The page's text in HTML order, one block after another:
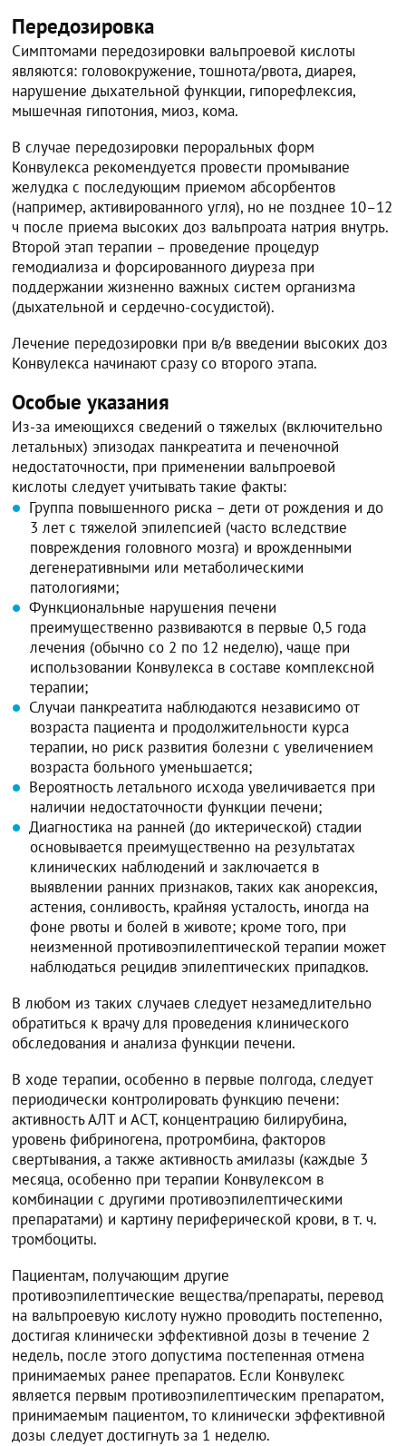
Передозировка
Симптомами передозировки вальпроевой кислоты
являются: головокружение, тошнота/рвота, диарея,
нарушение дыхательной функции, гипорефлексия,
мышечная гипотония, миоз, кома.
В случае передозировки пероральных форм
Конвулекса рекомендуется провести промывание
желудка с последующим приемом абсорбентов
(например, активированного угля), но не позднее 10–12
ч после приема высоких доз вальпроата натрия внутрь.
Второй этап терапии – проведение процедур
гемодиализа и форсированного диуреза при
поддержании жизненно важных систем организма
(дыхательной и сердечно-сосудистой).
Лечение передозировки при в/в введении высоких доз
Конвулекса начинают сразу со второго этапа.
Особые указания
Из-за имеющихся сведений о тяжелых (включительно
летальных) эпизодах панкреатита и печеночной
недостаточности, при применении вальпроевой
кислоты следует учитывать такие факты:
Группа повышенного риска – дети от рождения и до
3 лет с тяжелой эпилепсией (часто вследствие
повреждения головного мозга) и врожденными
дегенеративными или метаболическими
патологиями;
Функциональные нарушения печени
преимущественно развиваются в первые 0,5 года
лечения (обычно со 2 по 12 неделю), чаще при
использовании Конвулекса в составе комплексной
терапии;
Случаи панкреатита наблюдаются независимо от
возраста пациента и продолжительности курса
терапии, но риск развития болезни с увеличением
возраста больного уменьшается;
Вероятность летального исхода увеличивается при
наличии недостаточности функции печени;
Диагностика на ранней (до иктерической) стадии
основывается преимущественно на результатах
клинических наблюдений и заключается в
выявлении ранних признаков, таких как анорексия,
астения, сонливость, крайняя усталость, иногда на
фоне рвоты и болей в животе; кроме того, при
неизменной противоэпилептической терапии может
наблюдаться рецидив эпилептических припадков.
В любом из таких случаев следует незамедлительно
обратиться к врачу для проведения клинического
обследования и анализа функции печени.
В ходе терапии, особенно в первые полгода, следует
периодически контролировать функцию печени:
активность АЛТ и АСТ, концентрацию билирубина,
уровень фибриногена, протромбина, факторов
свертывания, а также активность амилазы (каждые 3
месяца, особенно при терапии Конвулексом в
комбинации с другими противоэпилептическими
препаратами) и картину периферической крови, в т. ч.
тромбоциты.
Пациентам, получающим другие
противоэпилептические вещества/препараты, перевод
на вальпроевую кислоту нужно проводить постепенно,
достигая клинически эффективной дозы в течение 2
недель, после этого допустима постепенная отмена
принимаемых ранее препаратов. Если Конвулекс
является первым противоэпилептическим препаратом,
принимаемым пациентом, то клинически эффективной
дозы следует достигнуть за 1 неделю.